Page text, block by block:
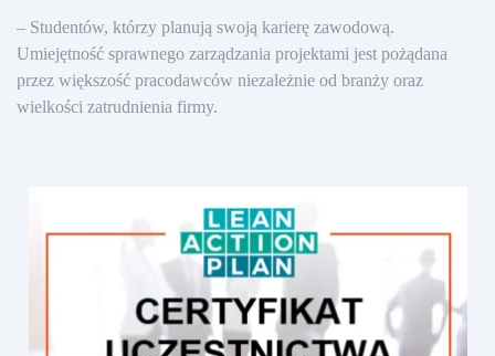
– Studentów, którzy planują swoją karierę zawodową.
Umiejętność sprawnego zarządzania projektami jest pożądana
przez większość pracodawców niezależnie od branży oraz
wielkości zatrudnienia firmy.